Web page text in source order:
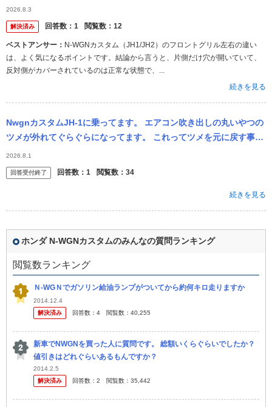
いますが、左側にはカバーがしてあるように見えます。なぜなのか
ご存じの方が...
2026.8.3
解決済み 回答数： 1 閲覧数： 12
ベストアンサー： N-WGNカスタム（JH1/JH2）のフロントグリル左右の違い
は、よく気になるポイントです。結論から言うと、片側だけ穴が開いていて、
反対側がカバーされているのは正常な状態で、...
続きを見る
NwgnカスタムJH-1に乗ってます。 エアコン吹き出しの丸いやつの
ツメが外れてぐらぐらになってます。 これってツメを元に戻す事は
可能でしょうか？ 無理そうならその部分の部品か回り一式交換が必
要...
2026.8.1
回答受付終了 回答数： 1 閲覧数： 34
続きを見る
ホンダ N-WGNカスタムのみんなの質問ランキング
閲覧数ランキング
Ｎ-WGＮでガソリン給油ランプがついてから約何キロ走りますか
2014.12.4
解決済み
回答数： 4 閲覧数： 40,255
新車でNWGNを買った人に質問です。 総額いくらぐらいでしたか？
値引きはどれぐらいあるもんですか？
2014.2.5
解決済み
回答数： 2 閲覧数： 35,442